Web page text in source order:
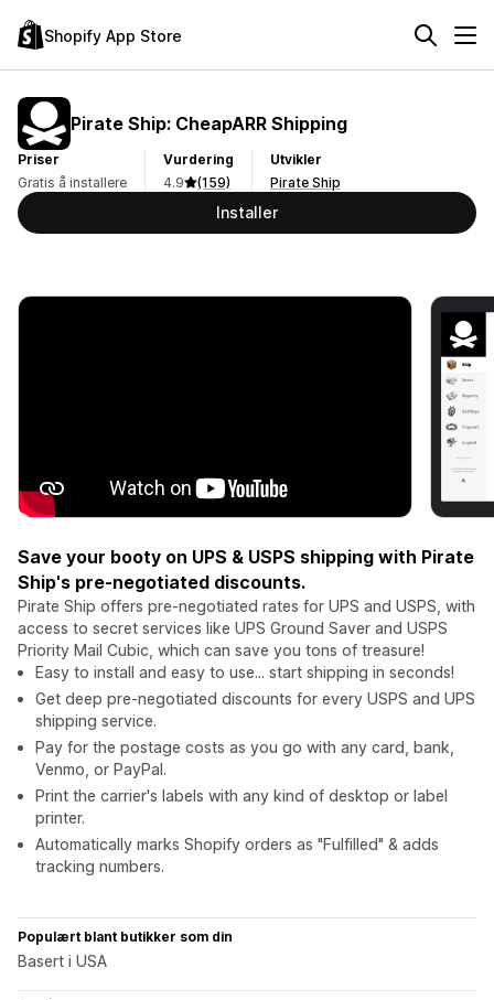
Shopify App Store
Pirate Ship: CheapARR Shipping
Priser
Gratis å installere
Vurdering
4.9
(159)
Utvikler
Pirate Ship
Installer
Save your booty on UPS & USPS shipping with Pirate
Ship's pre-negotiated discounts.
Pirate Ship offers pre-negotiated rates for UPS and USPS, with
access to secret services like UPS Ground Saver and USPS
Priority Mail Cubic, which can save you tons of treasure!
Easy to install and easy to use... start shipping in seconds!
Get deep pre-negotiated discounts for every USPS and UPS
shipping service.
Pay for the postage costs as you go with any card, bank,
Venmo, or PayPal.
Print the carrier's labels with any kind of desktop or label
printer.
Automatically marks Shopify orders as "Fulfilled" & adds
tracking numbers.
Populært blant butikker som din
Basert i USA